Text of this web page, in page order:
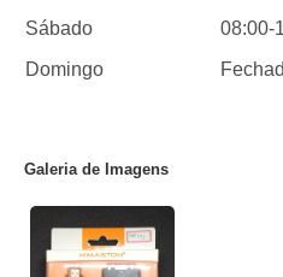
Sábado
08:00-
Domingo
Galeria de Imagens